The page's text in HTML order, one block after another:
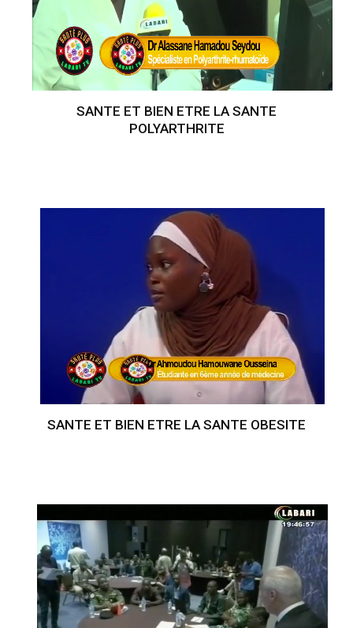
SANTE ET BIEN ETRE LA SANTE
POLYARTHRITE
SANTE ET BIEN ETRE LA SANTE OBESITE